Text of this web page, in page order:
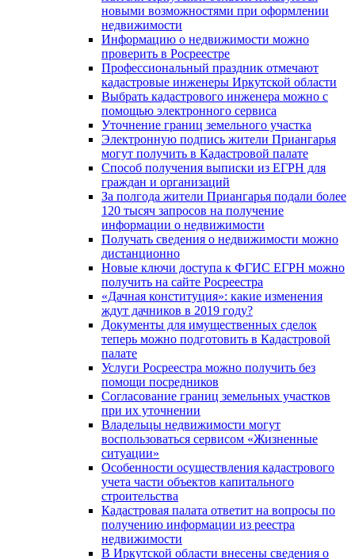
новыми возможностями при оформлении
недвижимости
Информацию о недвижимости можно
проверить в Росреестре
Профессиональный праздник отмечают
кадастровые инженеры Иркутской области
Выбрать кадастрового инженера можно с
помощью электронного сервиса
Уточнение границ земельного участка
Электронную подпись жители Приангарья
могут получить в Кадастровой палате
Способ получения выписки из ЕГРН для
граждан и организаций
За полгода жители Приангарья подали более
120 тысяч запросов на получение
информации о недвижимости
Получать сведения о недвижимости можно
дистанционно
Новые ключи доступа к ФГИС ЕГРН можно
получить на сайте Росреестра
«Дачная конституция»: какие изменения
ждут дачников в 2019 году?
Документы для имущественных сделок
теперь можно подготовить в Кадастровой
палате
Услуги Росреестра можно получить без
помощи посредников
Согласование границ земельных участков
при их уточнении
Владельцы недвижимости могут
воспользоваться сервисом «Жизненные
ситуации»
Особенности осуществления кадастрового
учета части объектов капитального
строительства
Кадастровая палата ответит на вопросы по
получению информации из реестра
недвижимости
В Иркутской области внесены сведения о